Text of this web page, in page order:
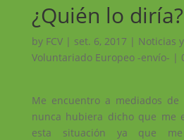
¿Quién lo diría?
by FCV| set. 6, 2017 | Noticias
Voluntariado Europeo -envío- |
Me encuentro a mediados de
nunca hubiera dicho que me
esta situación ya que me